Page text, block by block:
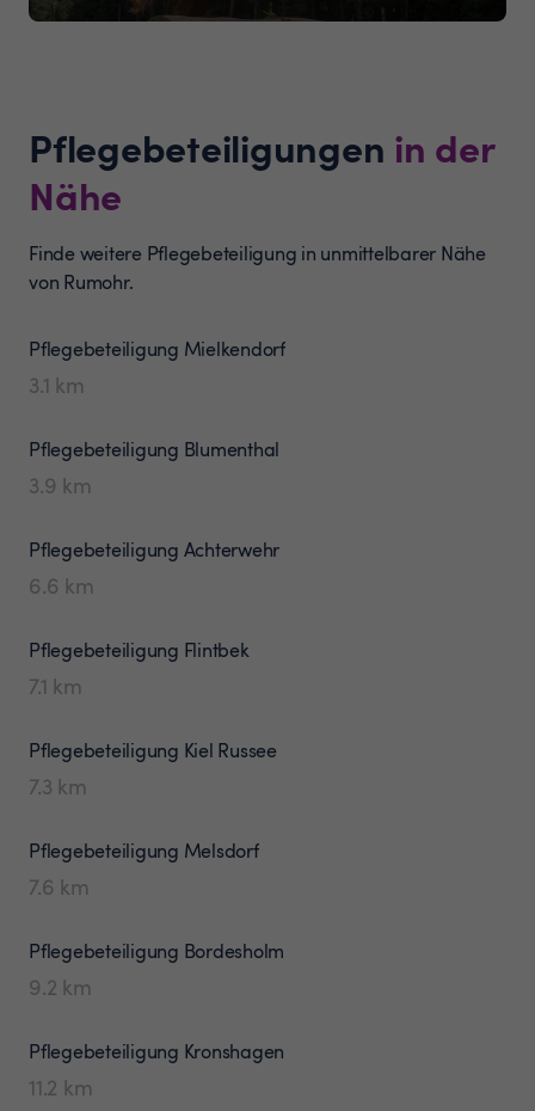
Pflegebeteiligungen in der
Nähe
Finde weitere Pflegebeteiligung in unmittelbarer Nähe
von Rumohr.
Pflegebeteiligung Mielkendorf
3.1 km
Pflegebeteiligung Blumenthal
3.9 km
Pflegebeteiligung Achterwehr
6.6 km
Pflegebeteiligung Flintbek
7.1 km
Pflegebeteiligung Kiel Russee
7.3 km
Pflegebeteiligung Melsdorf
7.6 km
Pflegebeteiligung Bordesholm
9.2 km
Pflegebeteiligung Kronshagen
11.2 km